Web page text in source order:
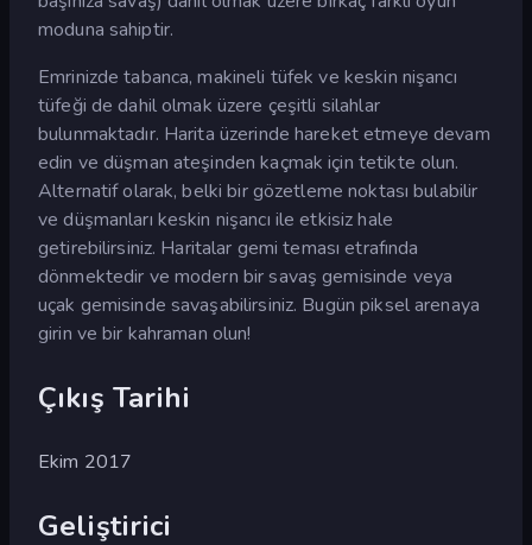
moduna sahiptir.
Emrinizde tabanca, makineli tüfek ve keskin nişancı
tüfeği de dahil olmak üzere çeşitli silahlar
bulunmaktadır. Harita üzerinde hareket etmeye devam
edin ve düşman ateşinden kaçmak için tetikte olun.
Alternatif olarak, belki bir gözetleme noktası bulabilir
ve düşmanları keskin nişancı ile etkisiz hale
getirebilirsiniz. Haritalar gemi teması etrafında
dönmektedir ve modern bir savaş gemisinde veya
uçak gemisinde savaşabilirsiniz. Bugün piksel arenaya
girin ve bir kahraman olun!
Çıkış Tarihi
Ekim 2017
Geliştirici